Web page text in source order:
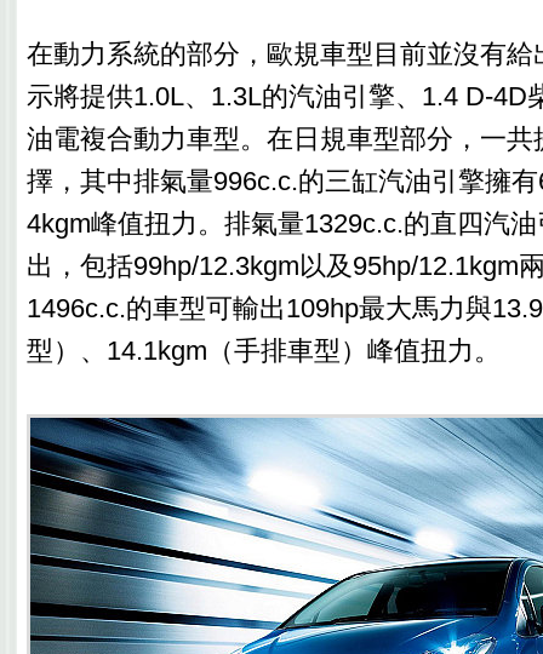
在動力系統的部分，歐規車型目前並沒有
示將提供1.0L、1.3L的汽油引擎、1.4 D-4D
油電複合動力車型。在日規車型部分，一
擇，其中排氣量996c.c.的三缸汽油引擎擁
4kgm峰值扭力。排氣量1329c.c.的直四汽
出，包括99hp/12.3kgm以及95hp/12.1kgm
1496c.c.的車型可輸出109hp最大馬力與
型）、14.1kgm（手排車型）峰值扭力。